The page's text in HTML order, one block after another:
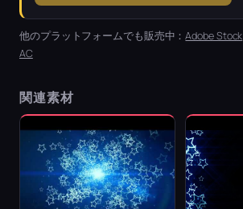
他のプラットフォームでも販売中：Adobe Stock
AC
関連素材